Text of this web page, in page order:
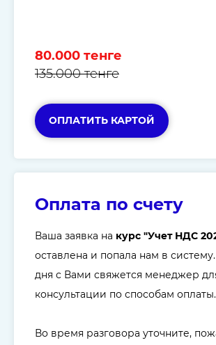
80.000 тенге
135.000 тенге
ОПЛАТИТЬ КАРТОЙ
Оплата по счету
Ваша заявка на курс "Учет НДС
оставлена и попала нам в
дня с Вами свяжется менеджер
консультации по способам оплаты.
Во время разговора уточните,